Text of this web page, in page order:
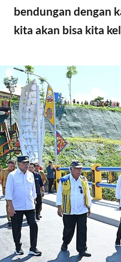
bendungan dengan
kita akan bisa kita